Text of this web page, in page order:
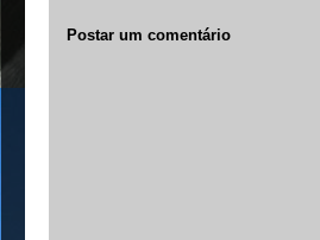
Postar um comentário